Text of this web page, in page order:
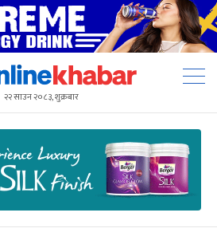
२२ साउन २०८३, शुक्रबार